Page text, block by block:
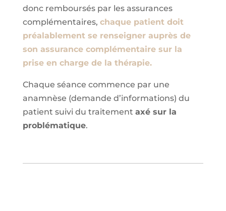
donc remboursés par les assurances
complémentaires, chaque patient doit
préalablement se renseigner auprès de
son assurance complémentaire sur la
prise en charge de la thérapie.
Chaque séance commence par une
anamnèse (demande d’informations) du
patient suivi du traitement axé sur la
problématique.